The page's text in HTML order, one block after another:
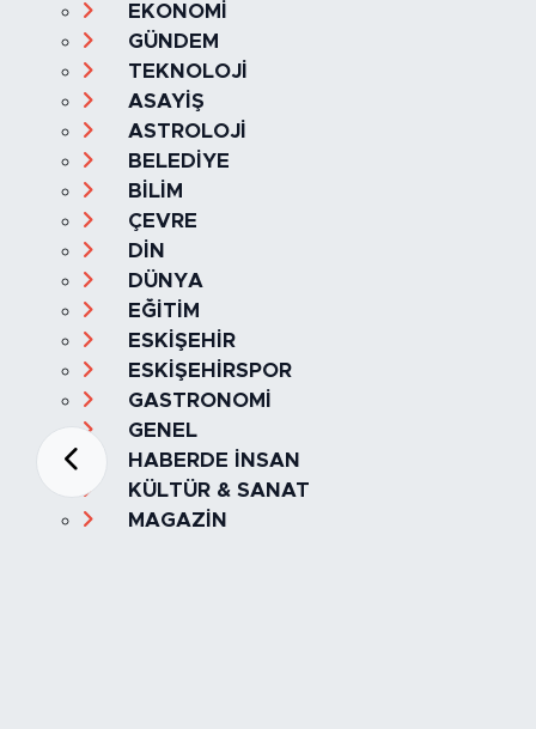
EKONOMİ
GÜNDEM
TEKNOLOJİ
ASAYİŞ
ASTROLOJİ
BELEDİYE
BİLİM
ÇEVRE
DİN
DÜNYA
EĞİTİM
ESKİŞEHİR
ESKİŞEHİRSPOR
GASTRONOMİ
GENEL
HABERDE İNSAN
KÜLTÜR & SANAT
MAGAZİN